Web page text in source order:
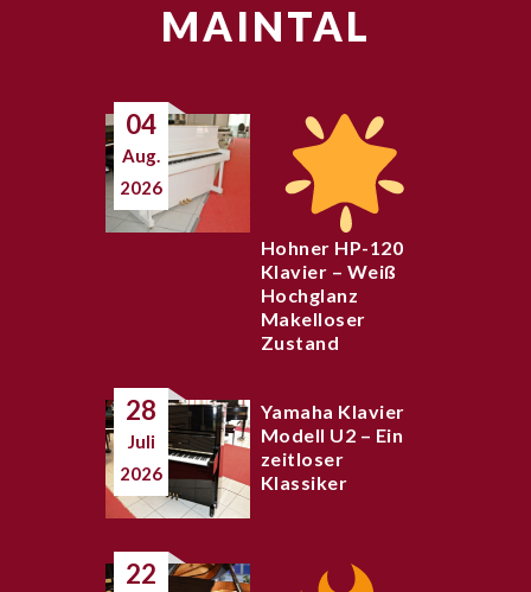
MAINTAL
04
Aug.
2026
Hohner HP-120
Klavier – Weiß
Hochglanz
Makelloser
Zustand
28
Juli
2026
Yamaha Klavier
Modell U2 – Ein
zeitloser
Klassiker
22